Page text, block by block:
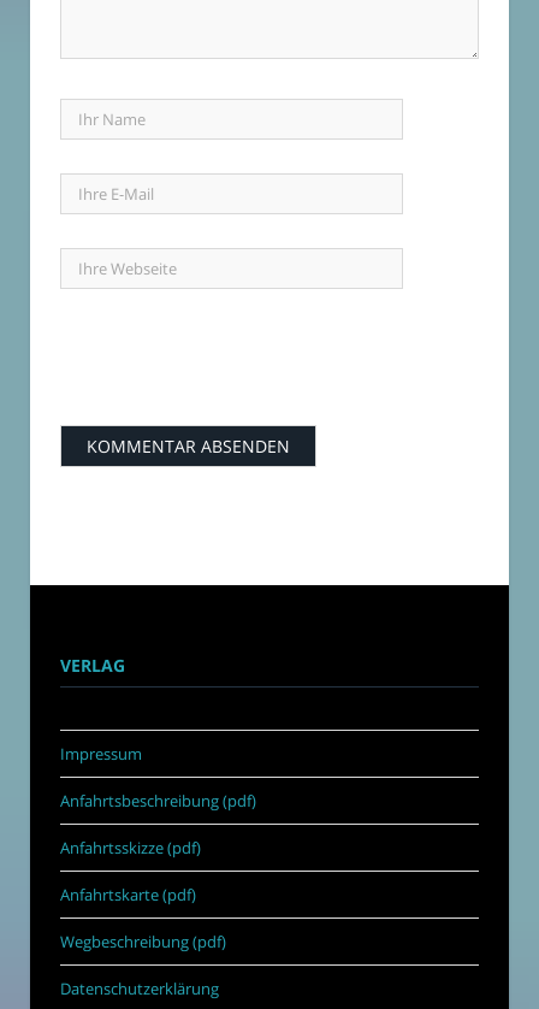
VERLAG
Impressum
Anfahrtsbeschreibung (pdf)
Anfahrtsskizze (pdf)
Anfahrtskarte (pdf)
Wegbeschreibung (pdf)
Datenschutzerklärung